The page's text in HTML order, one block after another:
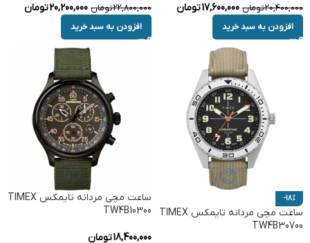
20,400,000تومان 17,600,000تومان
افزودن به سبد خرید
22,800,000تومان 20,200,000تومان
افزودن به سبد خرید
-18%
ساعت مچی مردانه تایمکس TIMEX
TW4B30700
ساعت مچی مردانه تایمکس TIMEX
TW4B10300
18,400,000تومان